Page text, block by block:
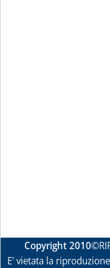
Copyright 2010
E' vietata la